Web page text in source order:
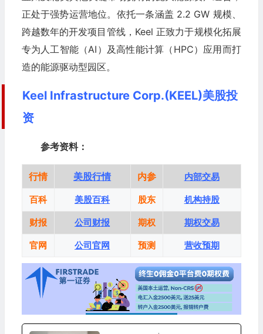
正处于强势运营地位。依托一条涵盖 2.2 GW 规模、
跨越数年的开发项目管线，Keel 正致力于规模化拓展
专为人工智能（AI）及高性能计算（HPC）应用而打
造的能源驱动型园区。
Keel Infrastructure Corp.(KEEL)美股投
资
参考资料：
行情 美股行情 内参 内部交易
百科 美股百科 股东 机构持股
财报 公司财报 期权 期权交易
官网 公司官网 预测 营收预期